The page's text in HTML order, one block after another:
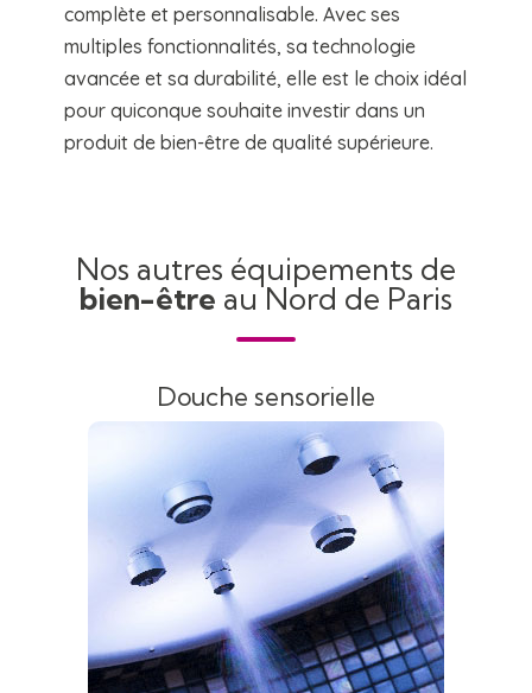
complète et personnalisable. Avec ses
multiples fonctionnalités, sa technologie
avancée et sa durabilité, elle est le choix idéal
pour quiconque souhaite investir dans un
produit de bien-être de qualité supérieure.
Nos autres équipements de
bien-être au Nord de Paris
Douche sensorielle